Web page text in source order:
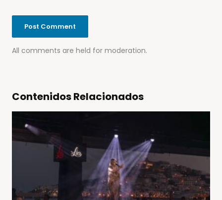
All comments are held for moderation.
Contenidos Relacionados